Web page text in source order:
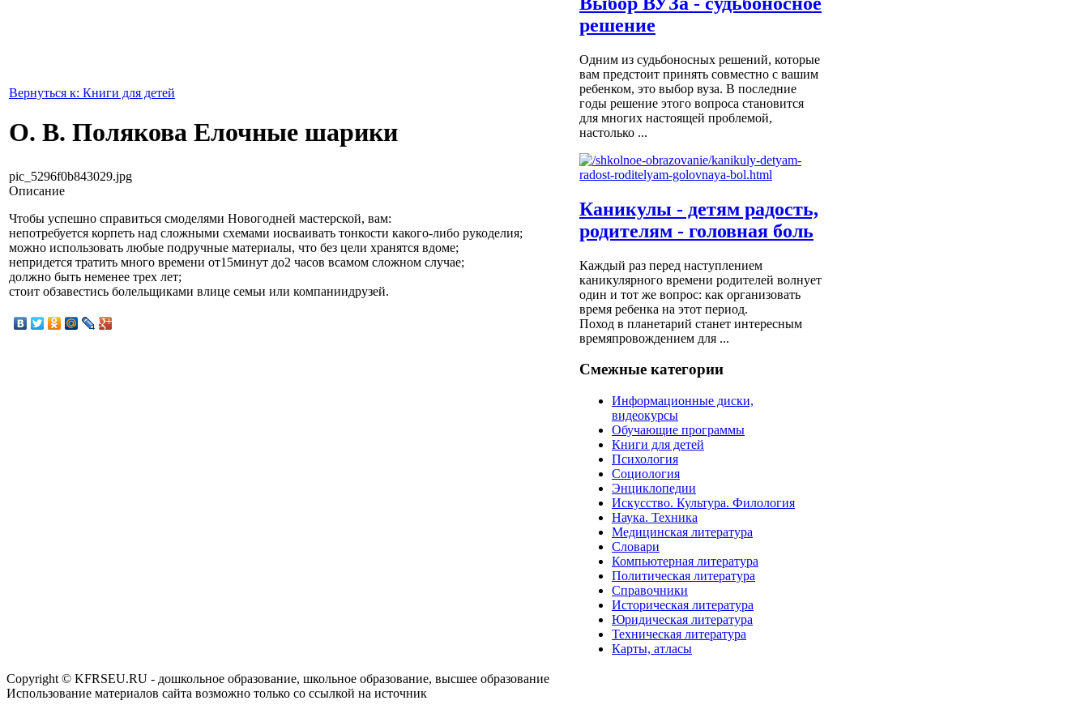
Вернуться к: Книги для детей
О. В. Полякова Елочные шарики
pic_5296f0b843029.jpg
Описание
Чтобы успешно справиться смоделями Новогодней мастерской, вам:
непотребуется корпеть над сложными схемами иосваивать тонкости какого-либо рукоделия;
можно использовать любые подручные материалы, что без цели хранятся вдоме;
непридется тратить много времени от15минут до2 часов всамом сложном случае;
должно быть неменее трех лет;
стоит обзавестись болельщиками влице семьи или компаниидрузей.
решение
Одним из судьбоносных решений, которые
вам предстоит принять совместно с вашим
ребенком, это выбор вуза. В последние
годы решение этого вопроса становится
для многих настоящей проблемой,
настолько ...
Каникулы - детям радость,
родителям - головная боль
Каждый раз перед наступлением
каникулярного времени родителей волнует
один и тот же вопрос: как организовать
время ребенка на этот период.
Поход в планетарий станет интересным
времяпровождением для ...
Смежные категории
Информационные диски,
видеокурсы
Обучающие программы
Книги для детей
Психология
Социология
Энциклопедии
Искусство. Культура. Филология
Наука. Техника
Медицинская литература
Словари
Компьютерная литература
Политическая литература
Справочники
Историческая литература
Юридическая литература
Техническая литература
Карты, атласы
Copyright © KFRSEU.RU - дошкольное образование, школьное образование, высшее образование
Использование материалов сайта возможно только со ссылкой на источник